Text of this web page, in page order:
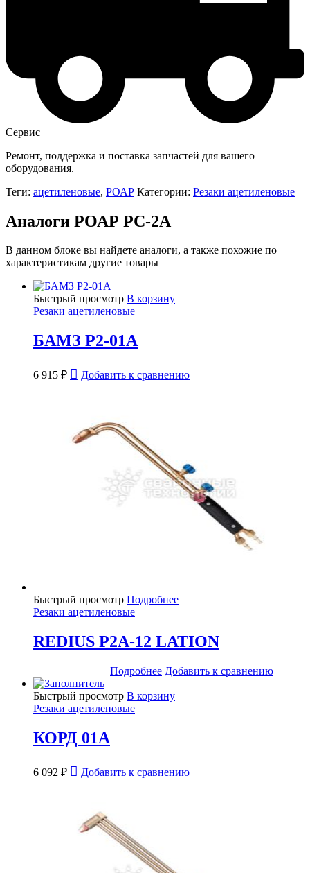
Сервис
Ремонт, поддержка и поставка запчастей для вашего
оборудования.
Теги: ацетиленовые, РОАР Категории: Резаки ацетиленовые
Аналоги РОАР РС-2А
В данном блоке вы найдете аналоги, а также похожие по
характеристикам другие товары
Быстрый просмотр В корзину
Резаки ацетиленовые
БАМЗ Р2-01А
6 915 ₽ Добавить к сравнению
Быстрый просмотр Подробнее
Резаки ацетиленовые
REDIUS Р2А-12 LATION
Подробнее Добавить к сравнению
Быстрый просмотр В корзину
Резаки ацетиленовые
КОРД 01А
6 092 ₽ Добавить к сравнению